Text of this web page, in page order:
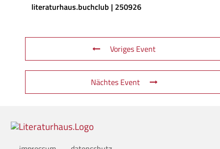
literaturhaus.buchclub | 250926
Voriges Event
Nächtes Event